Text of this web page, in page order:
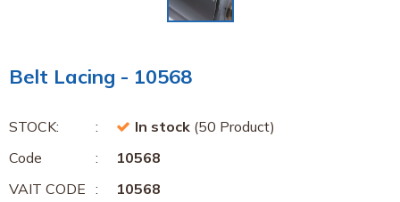
Belt Lacing - 10568
STOCK: In stock (50 Product)
Code
10568
VAIT CODE
10568